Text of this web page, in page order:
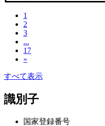
1
2
3
...
17
»
すべて表示
識別子
国家登録番号